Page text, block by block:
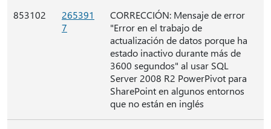
853102
265391
7
CORRECCIÓN: Mensaje de error
"Error en el trabajo de
actualización de datos porque ha
estado inactivo durante más de
3600 segundos" al usar SQL
Server 2008 R2 PowerPivot para
SharePoint en algunos entornos
que no están en inglés